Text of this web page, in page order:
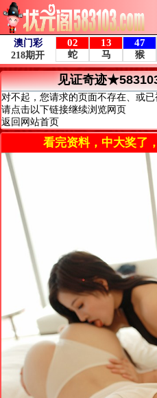
见证奇迹
对不起，您请求的页面不存在、或
请点击以下链接继续浏览网页
返回网站首页
看完资料，中大奖了